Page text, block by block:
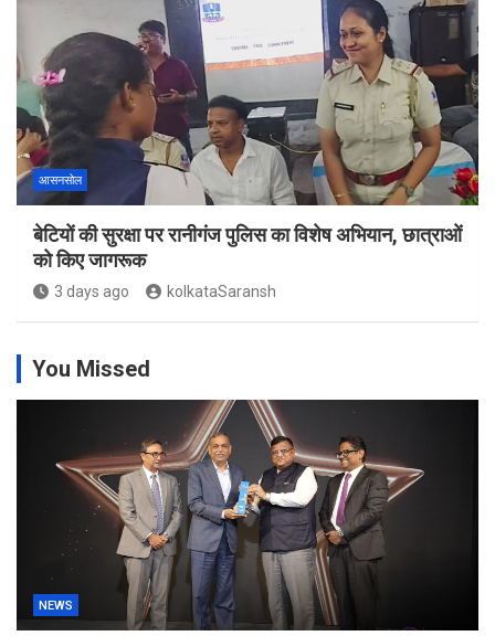
आसनसोल
बेटियों की सुरक्षा पर रानीगंज पुलिस का विशेष अभियान, छात्राओं
को किए जागरूक
3 days ago kolkataSaransh
You Missed
NEWS